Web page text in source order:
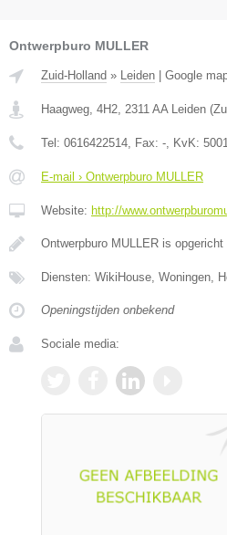
Ontwerpburo MULLER
Zuid-Holland » Leiden Google
Haagweg, 4H2, 2311 AA Leiden (
Tel: 0616422514, Fax: -, KvK:
E-mail › Ontwerpburo MULLER
Website: http://
Ontwerpburo MULLER is
Diensten: WikiHouse, Woningen,
Openingstijden onbekend
Sociale media: